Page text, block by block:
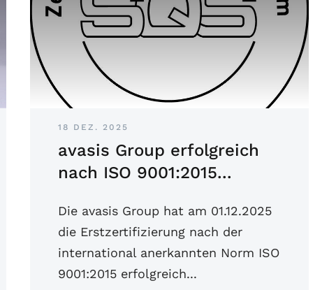
18 DEZ. 2025
avasis Group erfolgreich
nach ISO 9001:2015...
Die avasis Group hat am 01.12.2025
die Erstzertifizierung nach der
international anerkannten Norm ISO
9001:2015 erfolgreich...